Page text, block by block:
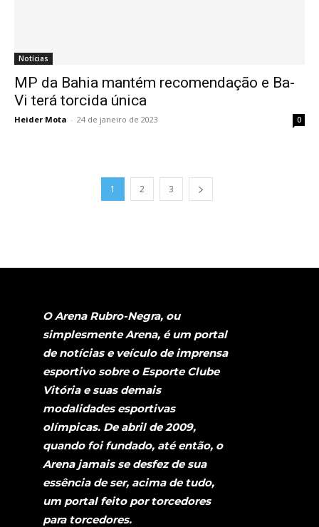
Notícias
MP da Bahia mantém recomendação e Ba-
Vi terá torcida única
Heider Mota - 24 de janeiro de 2023 0
1 2 3
O Arena Rubro-Negra, ou
simplesmente Arena, é um portal
de notícias e veículo de imprensa
esportivo sobre o Esporte Clube
Vitória e suas demais
modalidades esportivas
olímpicas. De abril de 2009,
quando foi fundado, até então, o
Arena jamais se desfez de sua
essência de ser, acima de tudo,
um portal feito por torcedores
para torcedores.